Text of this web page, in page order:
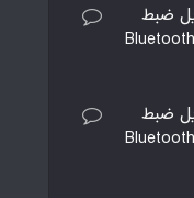
ضبط
صوت قدیمی به مدل بلوتوثی Bluetooth
ضبط
صوت قدیمی به مدل بلوتوثی Bluetooth